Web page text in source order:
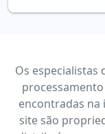
Os especialistas
encontradas na
site são